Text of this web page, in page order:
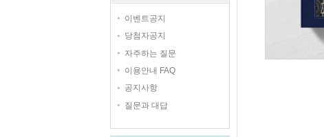
이벤트공지
당첨자공지
자주하는 질문
이용안내 FAQ
공지사항
질문과 대답